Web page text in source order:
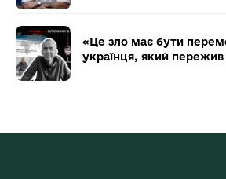
«Це зло має бути
українця, який пережив